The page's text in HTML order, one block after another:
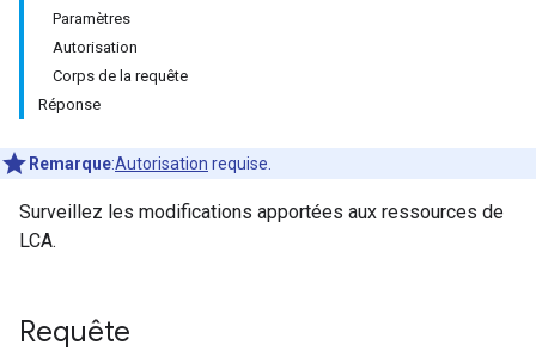
Paramètres
Autorisation
Corps de la requête
Réponse
Remarque:Autorisation requise.
Surveillez les modifications apportées aux ressources de
LCA.
Requête